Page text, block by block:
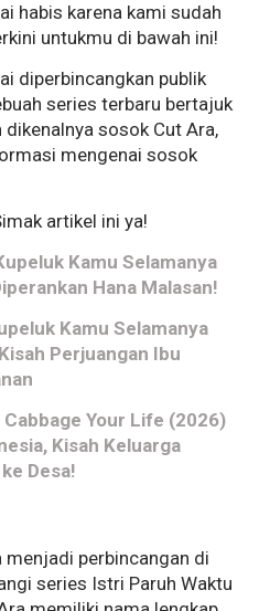
habis karena kami sudah
untukmu di bawah ini!
diperbincangkan publik
series terbaru bertajuk
sosok Cut Ara,
mengenai sosok
artikel ini ya!
Kamu Selamanya
Hana Malasan!
Kamu Selamanya
Perjuangan Ibu
Your Life (2026)
Kisah Keluarga
Desa!
menjadi perbincangan di
series Istri Paruh Waktu